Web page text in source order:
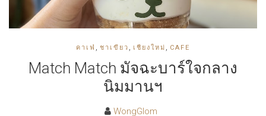
คาเฟ่ , ชาเขียว , เชียงใหม่ , CAFE
Match Match มัจฉะบาร์ใจกลาง
นิมมานฯ
WongGlom